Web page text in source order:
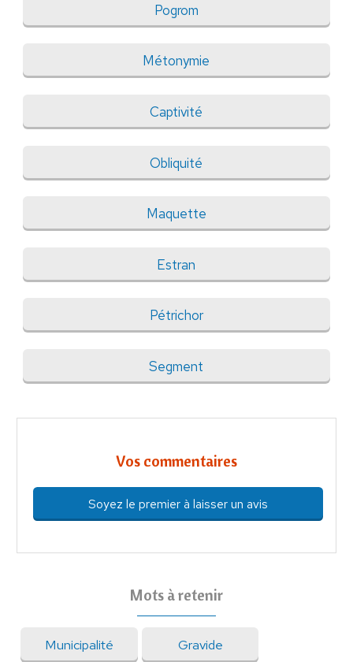
Pogrom
Métonymie
Captivité
Obliquité
Maquette
Estran
Pétrichor
Segment
Vos commentaires
Soyez le premier à laisser un avis
Mots à retenir
Municipalité Gravide